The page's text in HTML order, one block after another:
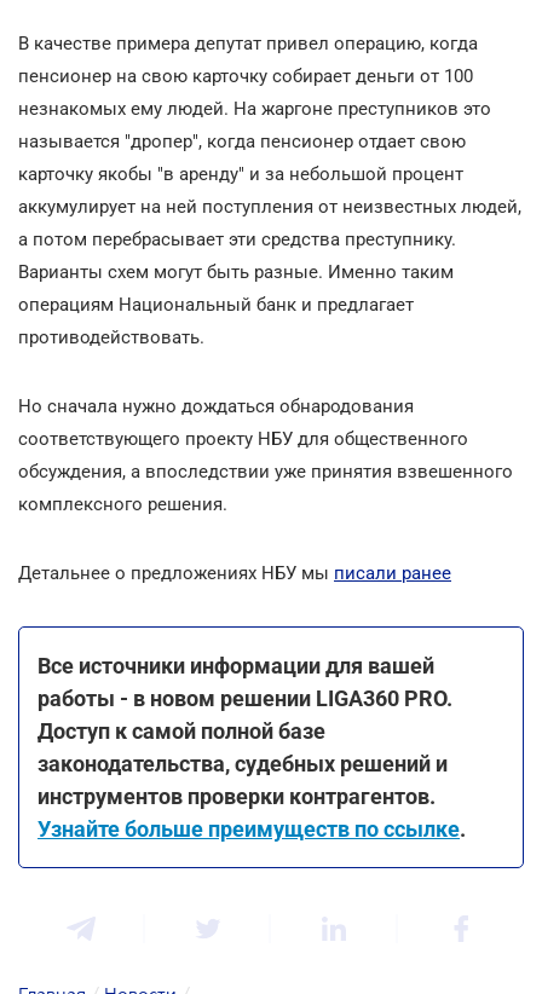
В качестве примера депутат привел операцию, когда
пенсионер на свою карточку собирает деньги от 100
незнакомых ему людей. На жаргоне преступников это
называется "дропер", когда пенсионер отдает свою
карточку якобы "в аренду" и за небольшой процент
аккумулирует на ней поступления от неизвестных людей,
а потом перебрасывает эти средства преступнику.
Варианты схем могут быть разные. Именно таким
операциям Национальный банк и предлагает
противодействовать.
Но сначала нужно дождаться обнародования
соответствующего проекту НБУ для общественного
обсуждения, а впоследствии уже принятия взвешенного
комплексного решения.
Детальнее о предложениях НБУ мы писали ранее
Все источники информации для вашей
работы - в новом решении LIGA360 PRO.
Доступ к самой полной базе
законодательства, судебных решений и
инструментов проверки контрагентов.
Узнайте больше преимуществ по ссылке.